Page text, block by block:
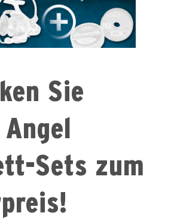
Sie
Sets zum